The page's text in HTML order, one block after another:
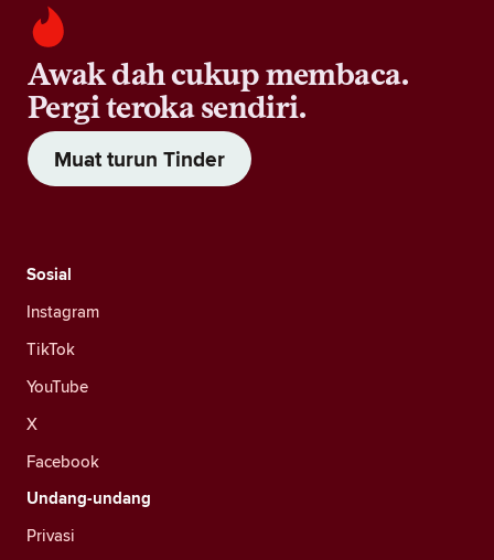
Awak dah cukup membaca.
Pergi teroka sendiri.
Muat turun Tinder
Sosial
Instagram
TikTok
YouTube
X
Facebook
Undang-undang
Privasi